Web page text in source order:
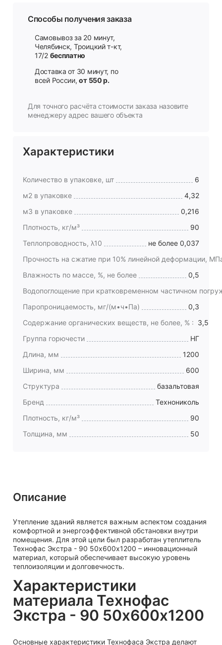
Способы получения заказа
Самовывоз за 20 минут,
Челябинск, Троицкий т-кт,
17/2 бесплатно
Доставка от 30 минут, по
всей России,от 550 р.
Для точного расчёта стоимости заказа назовите
менеджеру адрес вашего объекта
Характеристики
Количество в упаковке, шт
6
м2 в упаковке
4,32
м3 в упаковке
0,216
Плотность, кг/м³
90
Теплопроводность, λ10
не более 0,037
Прочность на сжатие при 10% линейной деформации,
Влажность по массе, %, не более
0,5
Водопоглощение при кратковременном частичном
Паропроницаемость, мг/(м•ч•Па)
0,3
Содержание органических веществ, не более, % : 3,5
Группа горючести
НГ
Длина, мм
1200
Ширина, мм
600
Структура
базальтовая
Бренд
Технониколь
Плотность, кг/м³
90
Толщина, мм
50
Описание
Утепление зданий является важным аспектом создания
комфортной и энергоэффективной обстановки внутри
помещения. Для этой цели был разработан утеплитель
Технофас Экстра - 90 50х600х1200 – инновационный
материал, который обеспечивает высокую уровень
теплоизоляции и долговечность.
Характеристики
материала Технофас
Экстра - 90 50х600х1200
Основные характеристики Технофаса Экстра делают